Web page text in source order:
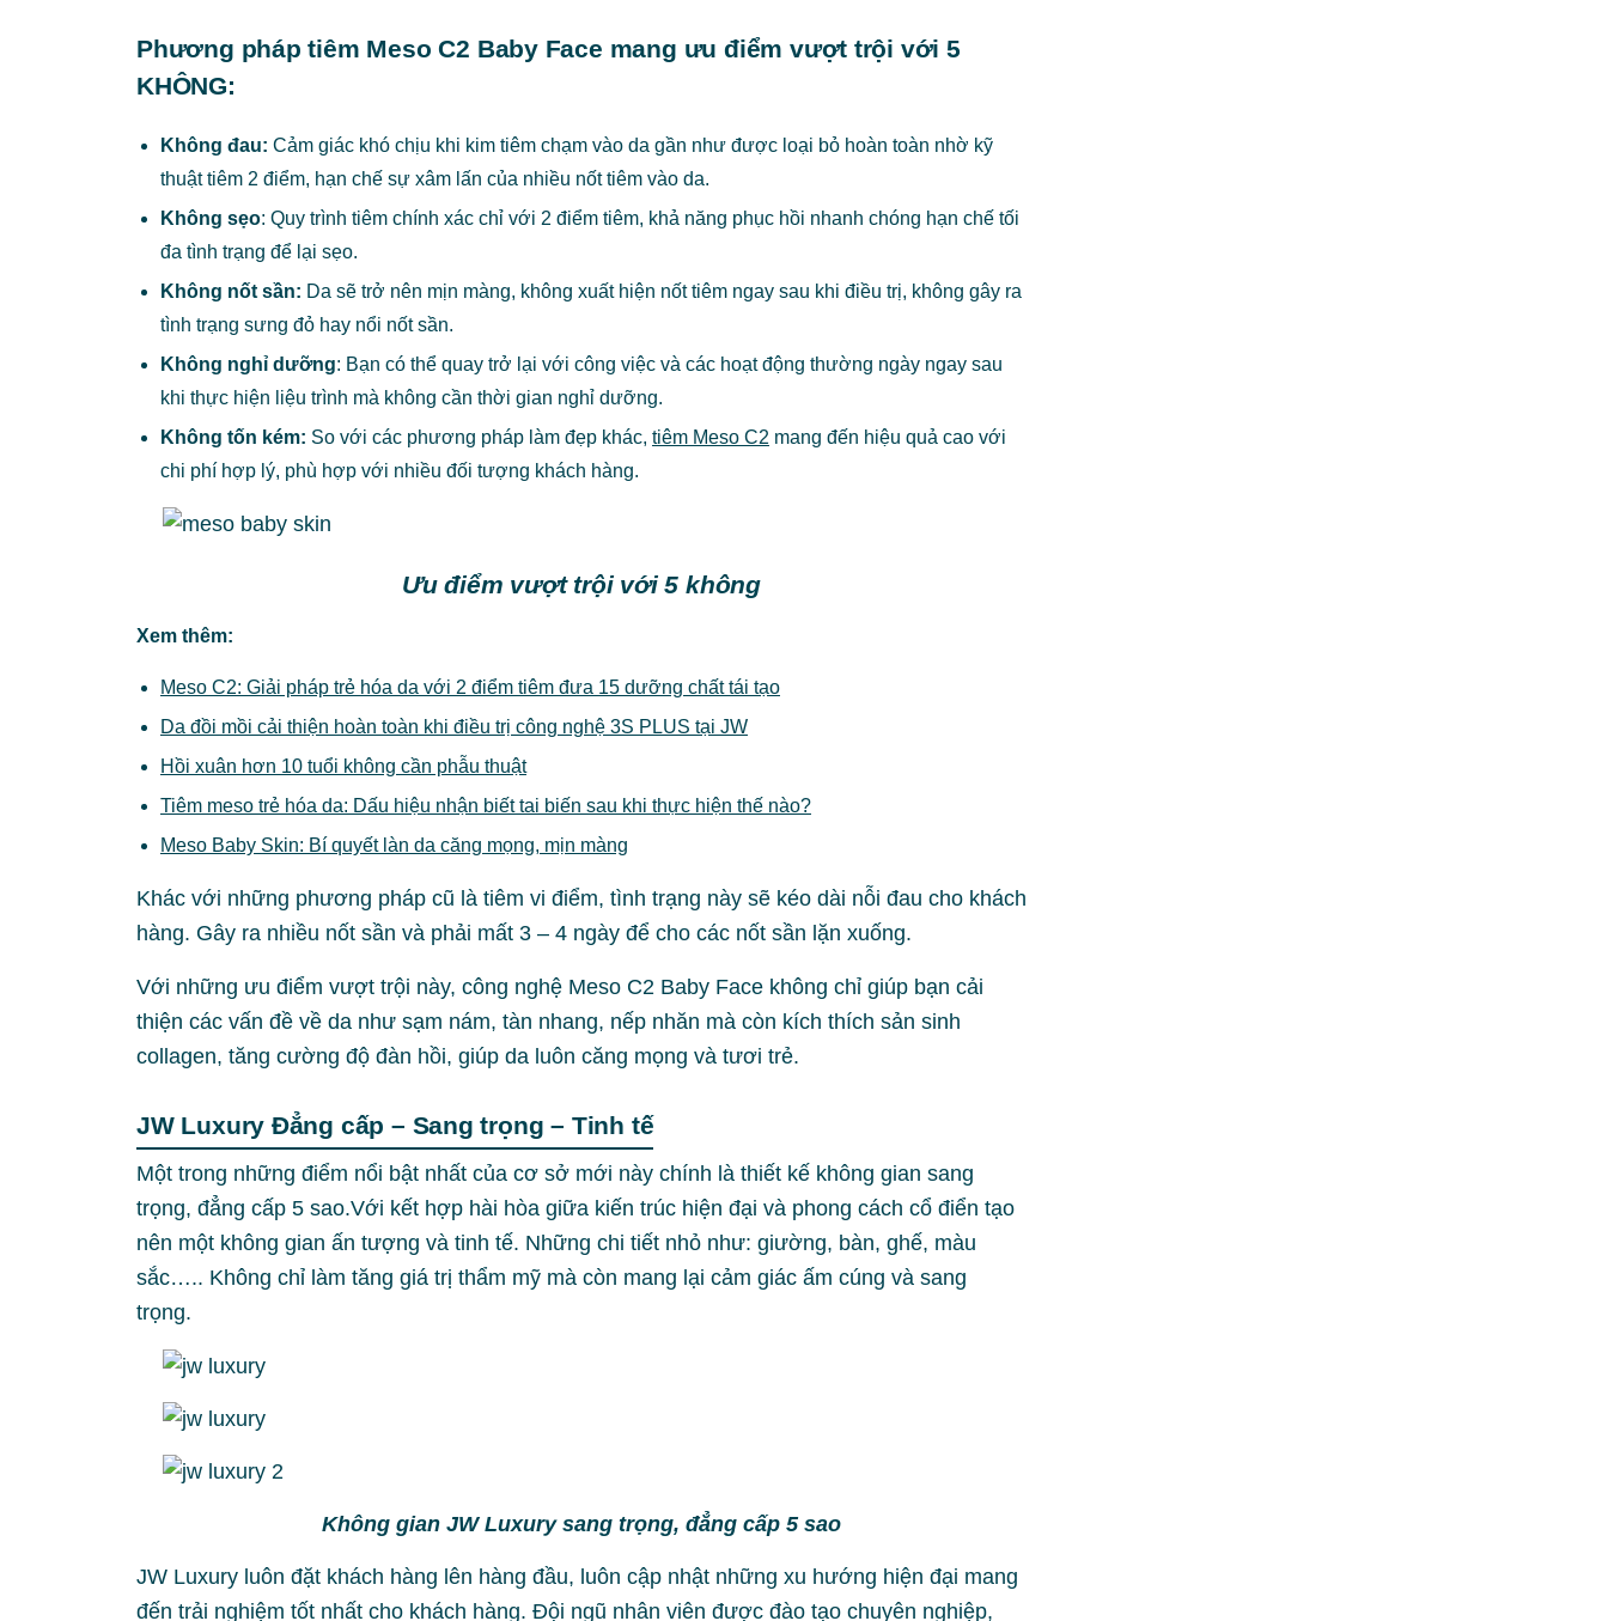
Phương pháp tiêm Meso C2 Baby Face mang ưu điểm vượt trội với 5
KHÔNG:
Không đau: Cảm giác khó chịu khi kim tiêm chạm vào da gần như được loại bỏ hoàn toàn nhờ kỹ
thuật tiêm 2 điểm, hạn chế sự xâm lấn của nhiều nốt tiêm vào da.
Không sẹo: Quy trình tiêm chính xác chỉ với 2 điểm tiêm, khả năng phục hồi nhanh chóng hạn chế tối
đa tình trạng để lại sẹo.
Không nốt sần: Da sẽ trở nên mịn màng, không xuất hiện nốt tiêm ngay sau khi điều trị, không gây ra
tình trạng sưng đỏ hay nổi nốt sần.
Không nghỉ dưỡng: Bạn có thể quay trở lại với công việc và các hoạt động thường ngày ngay sau
khi thực hiện liệu trình mà không cần thời gian nghỉ dưỡng.
Không tốn kém: So với các phương pháp làm đẹp khác, tiêm Meso C2 mang đến hiệu quả cao với
chi phí hợp lý, phù hợp với nhiều đối tượng khách hàng.
Ưu điểm vượt trội với 5 không
Xem thêm:
Meso C2: Giải pháp trẻ hóa da với 2 điểm tiêm đưa 15 dưỡng chất tái tạo
Da đồi mồi cải thiện hoàn toàn khi điều trị công nghệ 3S PLUS tại JW
Hồi xuân hơn 10 tuổi không cần phẫu thuật
Tiêm meso trẻ hóa da: Dấu hiệu nhận biết tai biến sau khi thực hiện thế nào?
Meso Baby Skin: Bí quyết làn da căng mọng, mịn màng
Khác với những phương pháp cũ là tiêm vi điểm, tình trạng này sẽ kéo dài nỗi đau cho khách
hàng. Gây ra nhiều nốt sần và phải mất 3 – 4 ngày để cho các nốt sần lặn xuống.
Với những ưu điểm vượt trội này, công nghệ Meso C2 Baby Face không chỉ giúp bạn cải
thiện các vấn đề về da như sạm nám, tàn nhang, nếp nhăn mà còn kích thích sản sinh
collagen, tăng cường độ đàn hồi, giúp da luôn căng mọng và tươi trẻ.
JW Luxury Đẳng cấp – Sang trọng – Tinh tế
Một trong những điểm nổi bật nhất của cơ sở mới này chính là thiết kế không gian sang
trọng, đẳng cấp 5 sao.Với kết hợp hài hòa giữa kiến trúc hiện đại và phong cách cổ điển tạo
nên một không gian ấn tượng và tinh tế. Những chi tiết nhỏ như: giường, bàn, ghế, màu
sắc….. Không chỉ làm tăng giá trị thẩm mỹ mà còn mang lại cảm giác ấm cúng và sang
trọng.
Không gian JW Luxury sang trọng, đẳng cấp 5 sao
JW Luxury luôn đặt khách hàng lên hàng đầu, luôn cập nhật những xu hướng hiện đại mang
đến trải nghiệm tốt nhất cho khách hàng. Đội ngũ nhân viên được đào tạo chuyên nghiệp,